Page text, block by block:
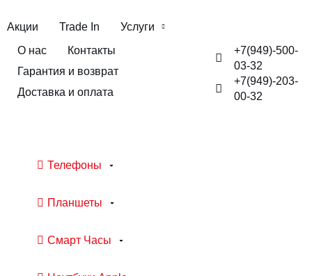
Акции Trade In
Услуги
О нас
Контакты
Гарантия и возврат
Доставка и оплата
+7(949)-500-
03-32
+7(949)-203-
00-32
Телефоны
Планшеты
Смарт Часы